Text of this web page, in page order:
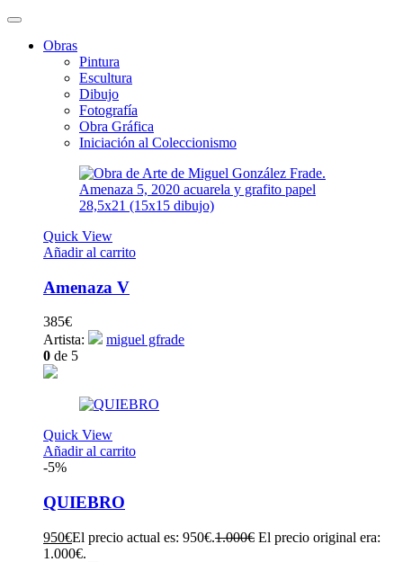
Obras
Pintura
Escultura
Dibujo
Fotografía
Obra Gráfica
Iniciación al Coleccionismo
Quick View
Añadir al carrito
Amenaza V
385€
Artista:
miguel gfrade
0 de 5
Quick View
Añadir al carrito
-5%
QUIEBRO
950€El precio actual es: 950€.1.000€ El precio original era:
1.000€.